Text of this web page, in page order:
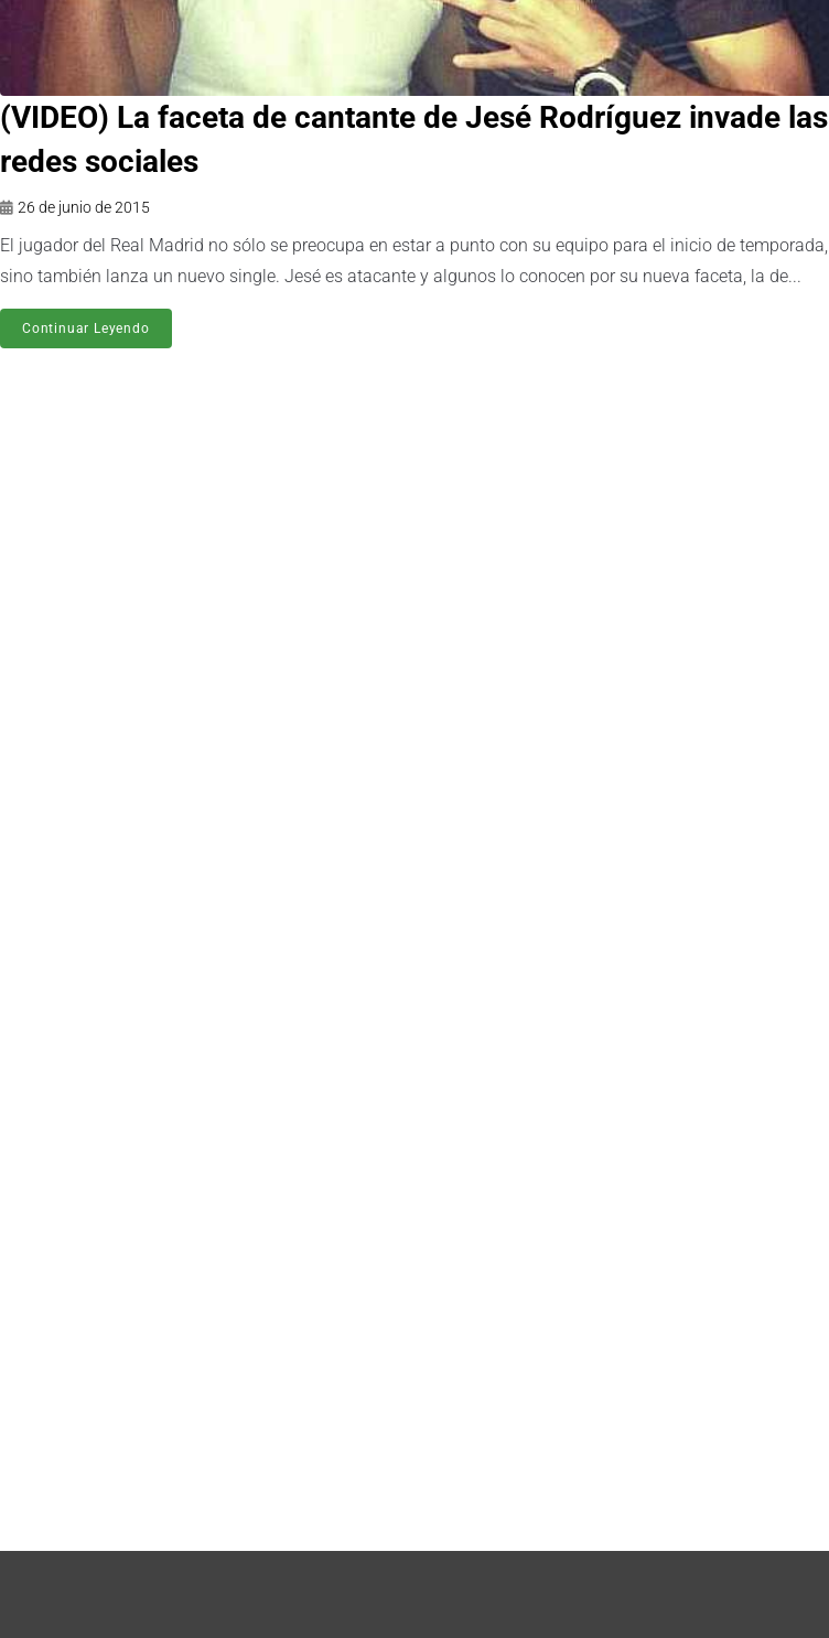
(VIDEO) La faceta de cantante de Jesé Rodríguez invade las
redes sociales
26 de junio de 2015
El jugador del Real Madrid no sólo se preocupa en estar a punto con su equipo para el inicio de temporada,
sino también lanza un nuevo single. Jesé es atacante y algunos lo conocen por su nueva faceta, la de...
Continuar Leyendo